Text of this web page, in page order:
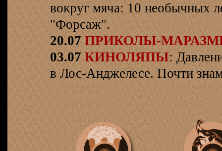
вокруг мяча: 10 необычных
"Форсаж".
20.07 ПРИКОЛЫ-
03.07 КИНОЛЯПЫ:
в Лос-Анджелесе. Почти